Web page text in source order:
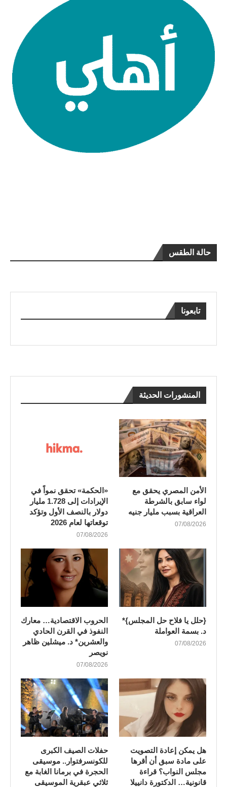
حالة الطقس
تابعونا
المنشورات الحديثة
الأمن المصري يحقق مع
لواء سابق بالشرطة
العراقية بسبب مليار جنيه
07/08/2026
«الحكمة» تحقق نمواً في
الإيرادات إلى 1.728 مليار
دولار بالنصف الأول وتؤكد
توقعاتها لعام 2026
07/08/2026
{حلل يا فلاح حل المجلس}*
د. بسمة العواملة
07/08/2026
الحروب الاقتصادية… معارك
النفوذ في القرن الحادي
والعشرين* د. ميشلين ظاهر
نويصر
07/08/2026
هل يمكن إعادة التصويت
على مادة سبق أن أقرها
مجلس النواب؟ قراءة
قانونية… الدكتورة دانييلا
​حفلات الصيف الكبرى
للكونسرفتوار.. موسيقى
الحجرة في برمانا الغابة مع
ثلاثي عبقرية الموسيقى